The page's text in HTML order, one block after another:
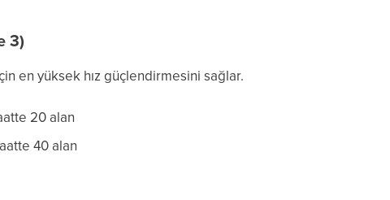
3)
en yüksek hız güçlendirmesini sağlar.
20 alan
40 alan